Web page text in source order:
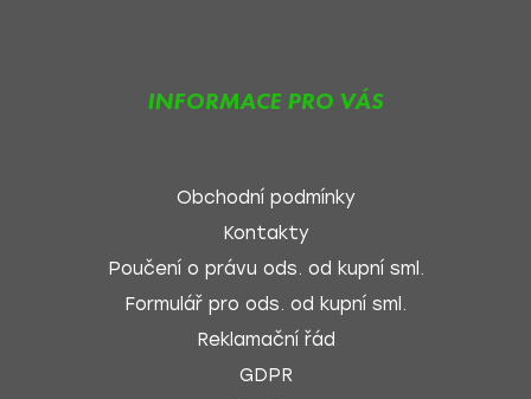
INFORMACE PRO VÁS
Obchodní podmínky
Kontakty
Poučení o právu ods. od kupní sml.
Formulář pro ods. od kupní sml.
Reklamační řád
GDPR